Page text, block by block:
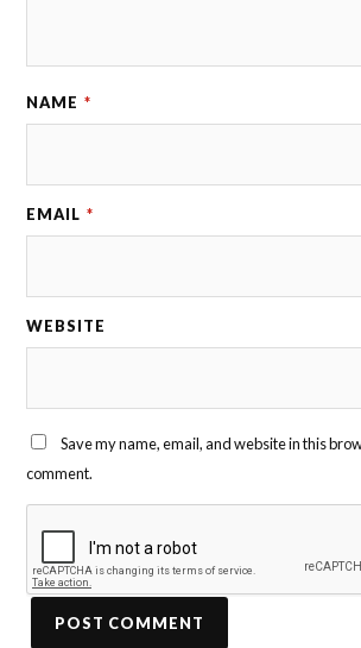
NAME *
EMAIL *
WEBSITE
Save my name, email, and website in this
comment.